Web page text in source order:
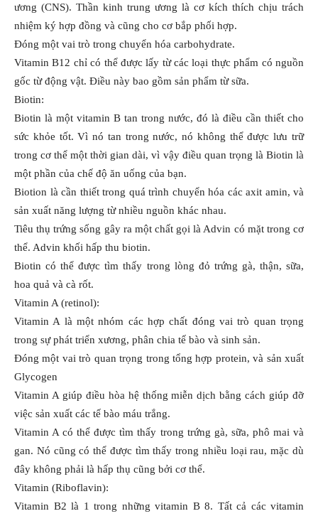
ương (CNS). Thần kinh trung ương là cơ kích thích chịu trách
nhiệm ký hợp đồng và cũng cho cơ bắp phối hợp.
Đóng một vai trò trong chuyển hóa carbohydrate.
Vitamin B12 chỉ có thể được lấy từ các loại thực phẩm có nguồn
gốc từ động vật. Điều này bao gồm sản phẩm từ sữa.
Biotin:
Biotin là một vitamin B tan trong nước, đó là điều cần thiết cho
sức khỏe tốt. Vì nó tan trong nước, nó không thể được lưu trữ
trong cơ thể một thời gian dài, vì vậy điều quan trọng là Biotin là
một phần của chế độ ăn uống của bạn.
Biotion là cần thiết trong quá trình chuyển hóa các axit amin, và
sản xuất năng lượng từ nhiều nguồn khác nhau.
Tiêu thụ trứng sống gây ra một chất gọi là Advin có mặt trong cơ
thể. Advin khối hấp thu biotin.
Biotin có thể được tìm thấy trong lòng đỏ trứng gà, thận, sữa,
hoa quả và cà rốt.
Vitamin A (retinol):
Vitamin A là một nhóm các hợp chất đóng vai trò quan trọng
trong sự phát triển xương, phân chia tế bào và sinh sản.
Đóng một vai trò quan trọng trong tổng hợp protein, và sản xuất
Glycogen
Vitamin A giúp điều hòa hệ thống miễn dịch bằng cách giúp đỡ
việc sản xuất các tế bào máu trắng.
Vitamin A có thể được tìm thấy trong trứng gà, sữa, phô mai và
gan. Nó cũng có thể được tìm thấy trong nhiều loại rau, mặc dù
đây không phải là hấp thụ cũng bởi cơ thể.
Vitamin (Riboflavin):
Vitamin B2 là 1 trong những vitamin B 8. Tất cả các vitamin